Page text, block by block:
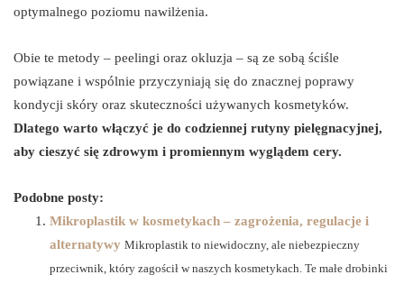
optymalnego poziomu nawilżenia.
Obie te metody – peelingi oraz okluzja – są ze sobą ściśle
powiązane i wspólnie przyczyniają się do znacznej poprawy
kondycji skóry oraz skuteczności używanych kosmetyków.
Dlatego warto włączyć je do codziennej rutyny pielęgnacyjnej,
aby cieszyć się zdrowym i promiennym wyglądem cery.
Podobne posty:
Mikroplastik w kosmetykach – zagrożenia, regulacje i
alternatywy Mikroplastik to niewidoczny, ale niebezpieczny
przeciwnik, który zagościł w naszych kosmetykach. Te małe drobinki